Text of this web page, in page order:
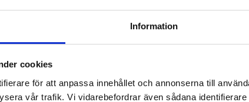
Information
cookies
för att anpassa innehållet och annonserna till
vår trafik. Vi vidarebefordrar även sådana